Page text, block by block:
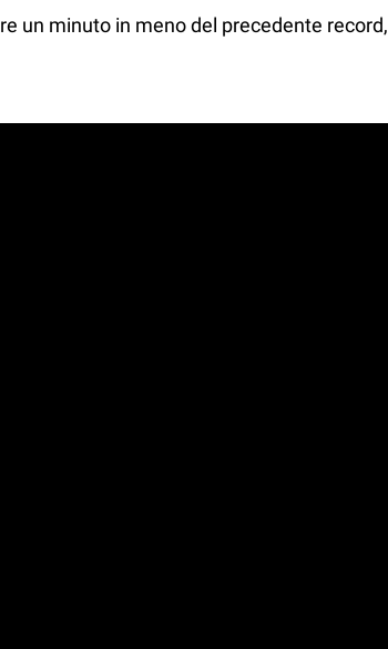
un minuto in meno del precedente record,